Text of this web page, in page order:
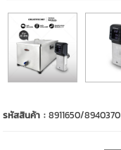
รหัสสินค้า :8911650/8940370